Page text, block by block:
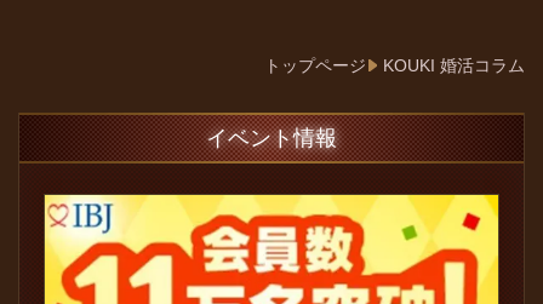
トップページ KOUKI 婚活コラム
イベント情報